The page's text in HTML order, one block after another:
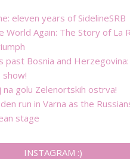
eleven years of SidelineSRB
World Again: The Story of La
past Bosnia and Herzegovina:
show!
na golu Zelenortskih ostrva!
run in Varna as the
stage
INSTAGRAM :)